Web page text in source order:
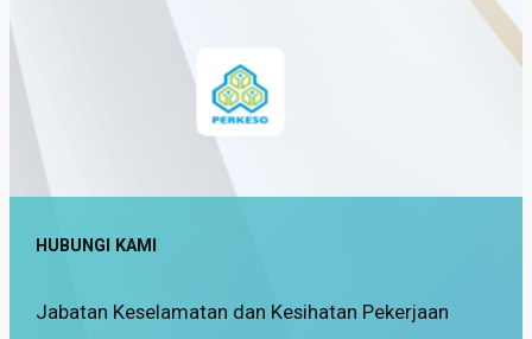
HUBUNGI KAMI
Jabatan Keselamatan dan Kesihatan Pekerjaan